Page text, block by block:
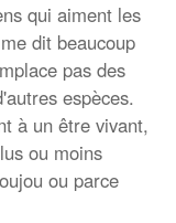
qui aiment les
dit beaucoup
pas des
espèces.
à un être vivant,
ou moins
ou parce